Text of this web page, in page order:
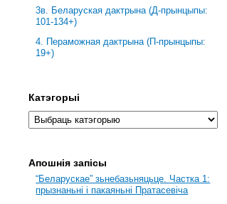
3в. Беларуская дактрына (Д-прынцыпы:
101-134+)
4. Пераможная дактрына (П-прынцыпы:
19+)
Катэгорыі
Апошнія запісы
“Беларускае” зьнебазьняцьце. Частка 1:
прызнаньні і пакаяньні Пратасевіча